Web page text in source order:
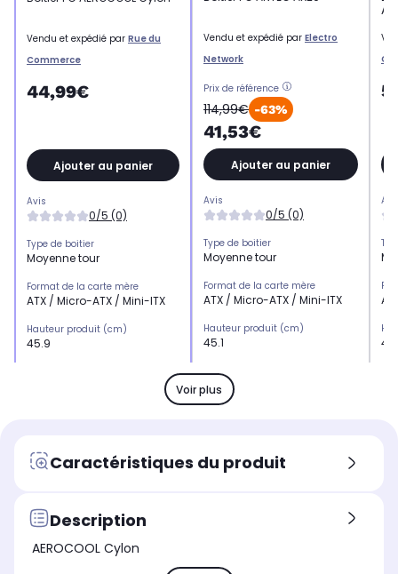
Vendu et expédié par Rue du
Commerce
44,99€
Ajouter au panier
Avis
0/5 (0)
Type de boitier
Moyenne tour
Format de la carte mère
ATX / Micro-ATX / Mini-ITX
Hauteur produit (cm)
45.9
Matières
Acier
Façade / arrière / dessus
Vendu et expédié par Electro
Network
Prix de référence
114,99€ -63%
41,53€
Ajouter au panier
Avis
0/5 (0)
Type de boitier
Moyenne tour
Format de la carte mère
ATX / Micro-ATX / Mini-ITX
Hauteur produit (cm)
45.1
Largeur produit (cm)
20.7
Matières
Acier et plastique
Voir plus
Caractéristiques du produit
Description
AEROCOOL Cylon